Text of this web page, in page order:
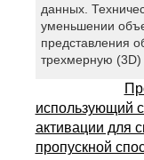
данных.
уменьшении
представления
трехмерную
использующий
активации для
пропускной